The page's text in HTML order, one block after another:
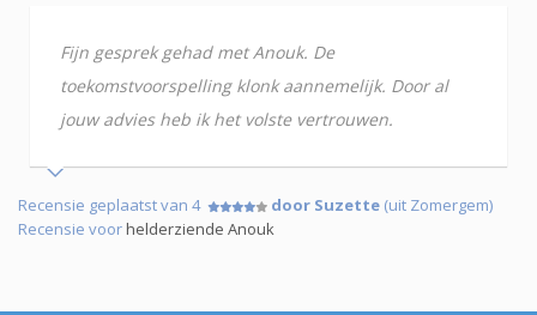
Fijn gesprek gehad met Anouk. De
toekomstvoorspelling klonk aannemelijk. Door al
jouw advies heb ik het volste vertrouwen.
Recensie geplaatst van 4 door Suzette (uit Zomergem)
Recensie voorhelderziende Anouk